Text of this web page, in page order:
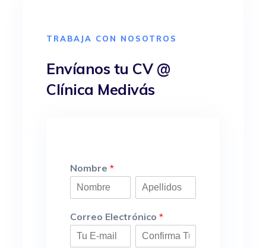
TRABAJA CON NOSOTROS
Envíanos tu CV @
Clínica Medivás
Nombre *
Correo Electrónico *